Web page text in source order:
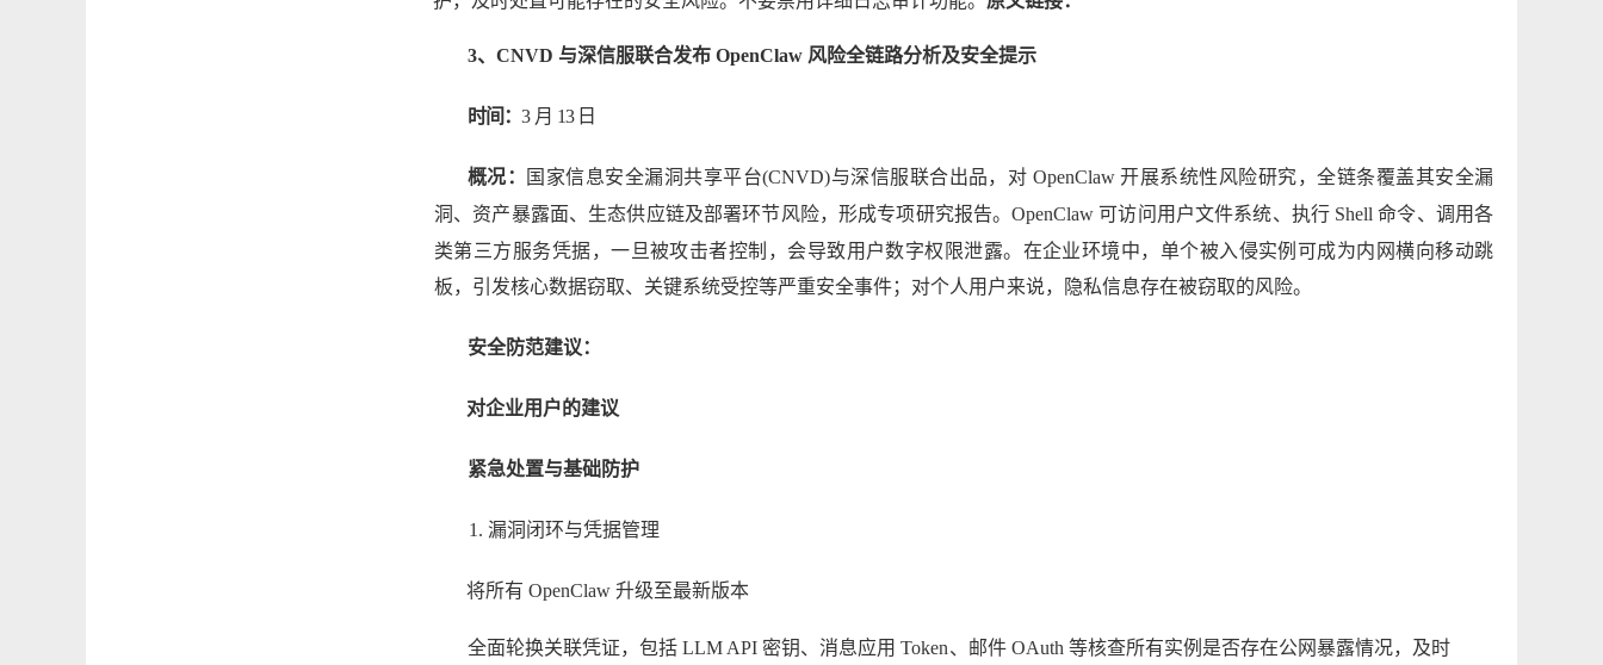
3、CNVD 与深信服联合发布 OpenClaw 风险全链路分析及安全提示
时间： 3 月 13 日
概况： 国家信息安全漏洞共享平台(CNVD)与深信服联合出品，对 OpenClaw 开展系统性风险研究，全链条覆盖其安全漏
洞、资产暴露面、生态供应链及部署环节风险，形成专项研究报告。OpenClaw 可访问用户文件系统、执行 Shell 命令、调用各
类第三方服务凭据，一旦被攻击者控制，会导致用户数字权限泄露。在企业环境中，单个被入侵实例 可成为内网横向移动跳
板，引发核心数据窃取、关键系统受控等严重安全事件； 对个人用户来说，隐私信息存在被窃取的风险。
安全防范建议：
对企业用户的建议
紧急处置与基础防护
1. 漏洞闭环与凭据管理
将所有 OpenClaw 升级至最新版本
全面轮换关联凭证，包括 LLM API 密钥、消息应用 Token、邮件 OAuth 等核查所有实例是否存在公网暴露情况，及时